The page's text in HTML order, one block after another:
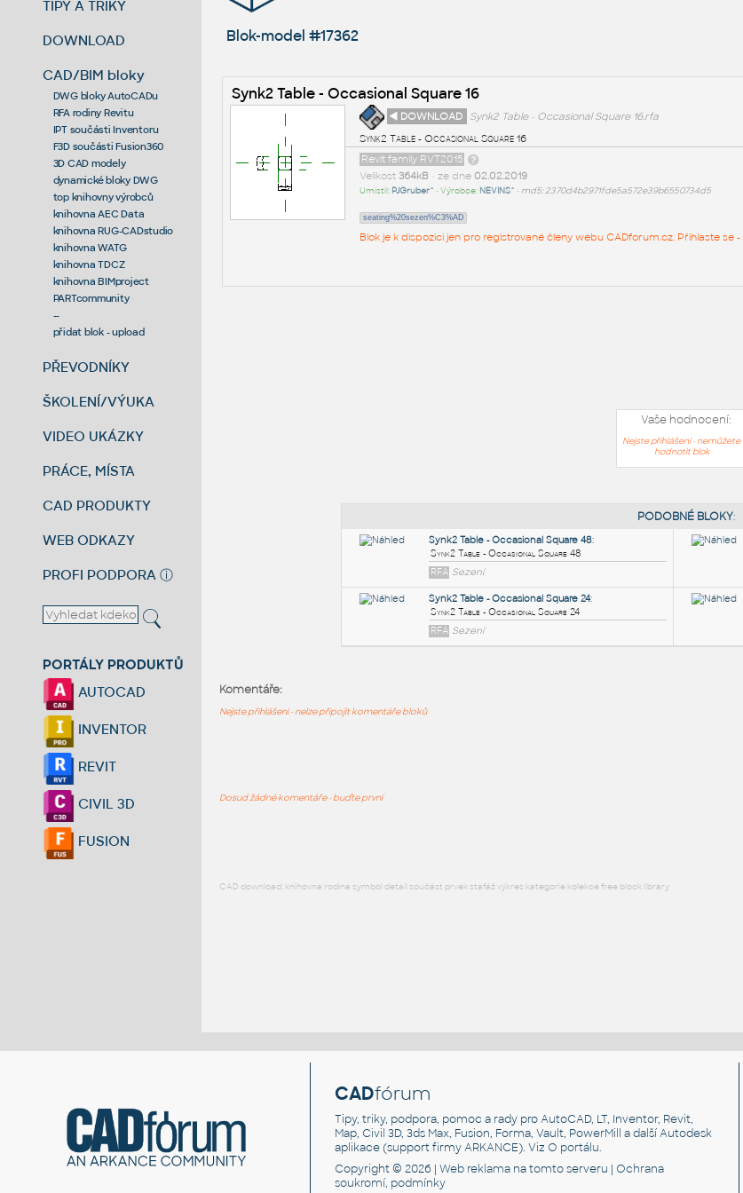
TIPY A TRIKY
DOWNLOAD
CAD/BIM bloky
DWG bloky AutoCADu
RFA rodiny Revitu
IPT součásti Inventoru
F3D součásti Fusion360
3D CAD modely
dynamické bloky DWG
top knihovny výrobců
knihovna AEC Data
knihovna RUG-CADstudio
knihovna WATG
knihovna TDCZ
knihovna BIMproject
PARTcommunity
--
přidat blok - upload
PŘEVODNÍKY
ŠKOLENÍ/VÝUKA
VIDEO UKÁZKY
PRÁCE, MÍSTA
CAD PRODUKTY
WEB ODKAZY
PROFI PODPORA ⓘ
PORTÁLY PRODUKTŮ
AUTOCAD
INVENTOR
REVIT
CIVIL 3D
FUSION
Blok-model #17362
Synk2 Table - Occasional Square 16
◄ DOWNLOAD
Synk2 Table - Occasional Square 16.rfa
Synk2 Table - Occasional Square 16
Revit family RVT2015
Velikost 364kB• ze dne 02.02.2019
Umístil: PJGruber^ • Výrobce: NEVINS^ • md5: 2370d4b2971fde5a572e39b6550734d5
seating%20sezen%C3%AD
Blok je k dispozici jen pro registrované členy webu CADforum.cz. Přihlaste se -
Vaše hodnocení:
Nejste přihlášeni - nemůžete
hodnotit blok
Komentáře:
Nejste přihlášeni - nelze připojit komentáře bloků
Dosud žádné komentáře - buďte první
CAD download: knihovna rodina symbol detail součást prvek stafáž výkres kategorie kolekce free block library
CADfórum
Tipy, triky, podpora, pomoc a rady pro AutoCAD, LT, Inventor, Revit,
Map, Civil 3D, 3ds Max, Fusion, Forma, Vault, PowerMill a další Autodesk
aplikace (support firmy ARKANCE). VizO portálu.
Copyright © 2026 |Web reklama na tomto serveru |Ochrana
soukromí, podmínky